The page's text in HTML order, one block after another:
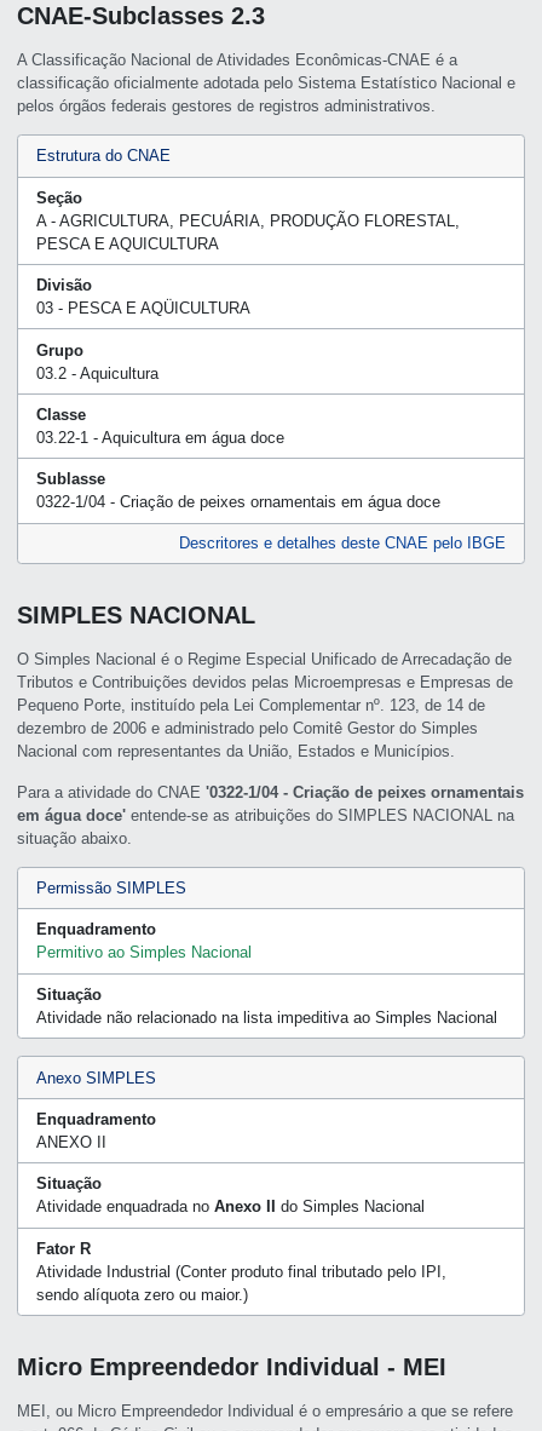
CNAE-Subclasses 2.3
A Classificação Nacional de Atividades Econômicas-CNAE é a
classificação oficialmente adotada pelo Sistema Estatístico Nacional e
pelos órgãos federais gestores de registros administrativos.
Estrutura do CNAE
Seção
A - AGRICULTURA, PECUÁRIA, PRODUÇÃO FLORESTAL,
PESCA E AQUICULTURA
Divisão
03 - PESCA E AQÜICULTURA
Grupo
03.2 - Aquicultura
Classe
03.22-1 - Aquicultura em água doce
Sublasse
0322-1/04 - Criação de peixes ornamentais em água doce
Descritores e detalhes deste CNAE pelo IBGE
SIMPLES NACIONAL
O Simples Nacional é o Regime Especial Unificado de Arrecadação de
Tributos e Contribuições devidos pelas Microempresas e Empresas de
Pequeno Porte, instituído pela Lei Complementar nº. 123, de 14 de
dezembro de 2006 e administrado pelo Comitê Gestor do Simples
Nacional com representantes da União, Estados e Municípios.
Para a atividade do CNAE'0322-1/04 - Criação de peixes ornamentais
em água doce' entende-se as atribuições do SIMPLES NACIONAL na
situação abaixo.
Permissão SIMPLES
Enquadramento
Permitivo ao Simples Nacional
Situação
Atividade não relacionado na lista impeditiva ao Simples Nacional
Anexo SIMPLES
Enquadramento
ANEXO II
Situação
Atividade enquadrada no Anexo II do Simples Nacional
Fator R
Atividade Industrial (Conter produto final tributado pelo IPI,
sendo alíquota zero ou maior.)
Micro Empreendedor Individual - MEI
MEI, ou Micro Empreendedor Individual é o empresário a que se refere